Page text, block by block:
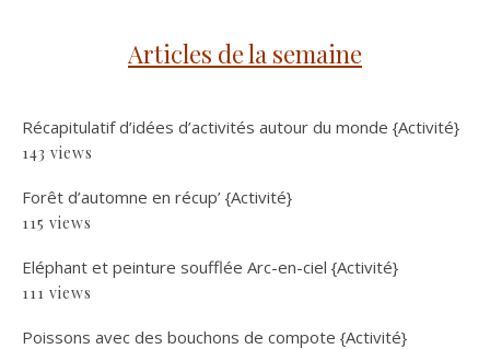
Articles de la semaine
Récapitulatif d’idées d’activités autour du monde {Activité}
143 views
Forêt d’automne en récup’ {Activité}
115 views
Eléphant et peinture soufflée Arc-en-ciel {Activité}
111 views
Poissons avec des bouchons de compote {Activité}